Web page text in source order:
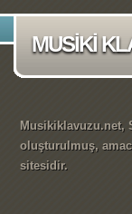
MUSİKİ
Musikiklavuzu.net,
oluşturulmuş,
sitesidir.